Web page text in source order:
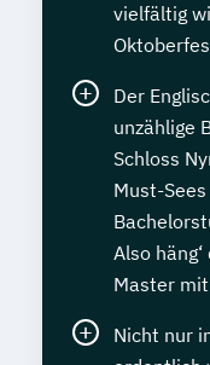
vielfältig
Der
unzählige
Schloss
Must-
Also
Master
Nicht nur